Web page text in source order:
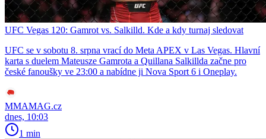
UFC Vegas 120: Gamrot vs. Salkilld. Kde a kdy turnaj sledovat
UFC se v sobotu 8. srpna vrací do Meta APEX v Las Vegas. Hlavní
karta s duelem Mateusze Gamrota a Quillana Salkillda začne pro
české fanoušky ve 23:00 a nabídne ji Nova Sport 6 i Oneplay.
MMAMAG.cz
dnes, 10:03
1 min